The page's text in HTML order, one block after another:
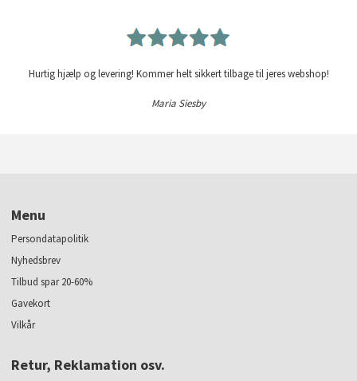
Hurtig hjælp og levering! Kommer helt sikkert tilbage til jeres webshop!
Maria Siesby
Menu
Persondatapolitik
Nyhedsbrev
Tilbud spar 20-60%
Gavekort
Vilkår
Retur, Reklamation osv.